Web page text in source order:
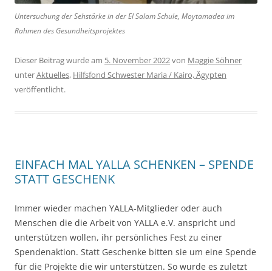
Untersuchung der Sehstärke in der El Salam Schule, Moytamadea im
Rahmen des Gesundheitsprojektes
Dieser Beitrag wurde am 5. November 2022von Maggie Söhner
unterAktuelles, Hilfsfond Schwester Maria / Kairo, Ägypten
veröffentlicht.
EINFACH MAL YALLA SCHENKEN – SPENDE
STATT GESCHENK
Immer wieder machen YALLA-Mitglieder oder auch
Menschen die die Arbeit von YALLA e.V. anspricht und
unterstützen wollen, ihr persönliches Fest zu einer
Spendenaktion. Statt Geschenke bitten sie um eine Spende
für die Projekte die wir unterstützen. So wurde es zuletzt